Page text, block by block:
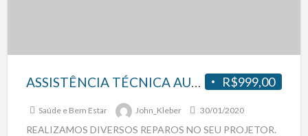
R$999,00
ASSISTÊNCIA TÉCNICA AUTORIZADA PROJETORES PARA TODO BRASIL
Saúde e Bem Estar John_Kleber 30/01/2020
REALIZAMOS DIVERSOS REPAROS NO SEU PROJETOR.